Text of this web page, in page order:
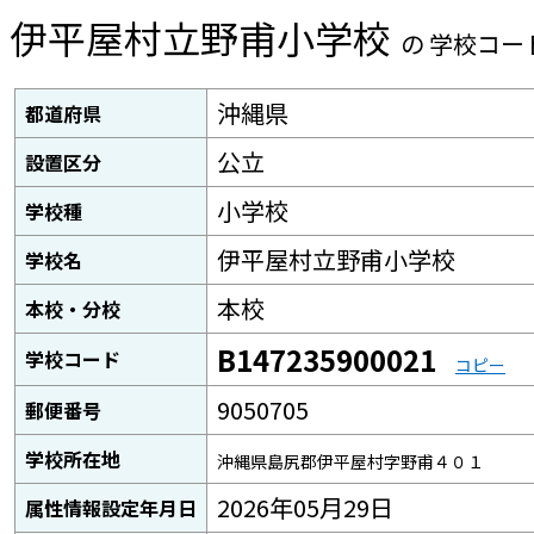
伊平屋村立野甫小学校 の 学校コー
都道府県 沖縄県
設置区分 公立
学校種 小学校
学校名 伊平屋村立野甫小学校
本校・分校 本校
学校コード B147235900021 コピー
郵便番号 9050705
学校所在地 沖縄県島尻郡伊平屋村字野甫４０１
属性情報設定年月日 2026年05月29日